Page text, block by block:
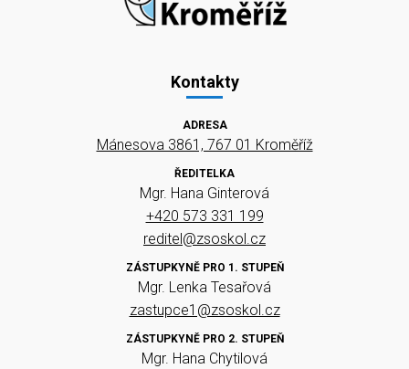
Kontakty
ADRESA
Mánesova 3861, 767 01 Kroměříž
ŘEDITELKA
Mgr. Hana Ginterová
+420 573 331 199
reditel@zsoskol.cz
ZÁSTUPKYNĚ PRO 1. STUPEŇ
Mgr. Lenka Tesařová
zastupce1@zsoskol.cz
ZÁSTUPKYNĚ PRO 2. STUPEŇ
Mgr. Hana Chytilová